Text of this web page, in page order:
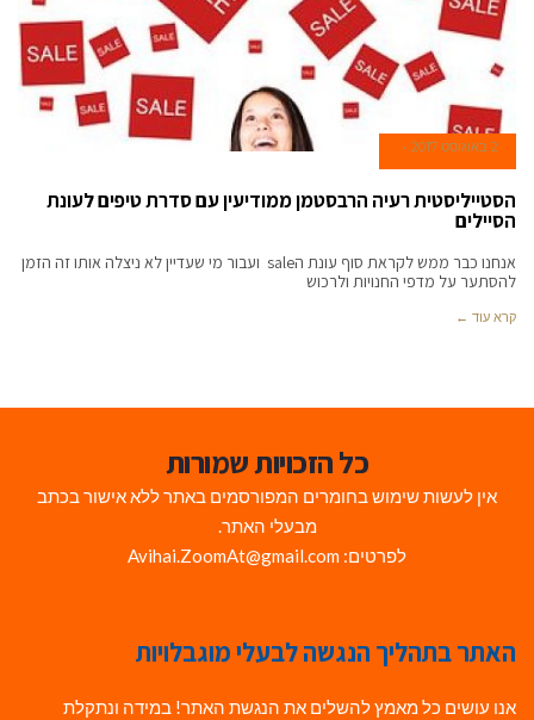
2 באוגוסט 2017
הסטייליסטית רעיה הרבסטמן ממודיעין עם סדרת טיפים לעונת
הסיילים
אנחנו כבר ממש לקראת סוף עונת הsale ועבור מי שעדיין לא ניצלה אותו זה הזמן
להסתער על מדפי החנויות ולרכוש
קרא עוד ←
כל הזכויות שמורות
אין לעשות שימוש בחומרים המפורסמים באתר ללא אישור בכתב
מבעלי האתר.
לפרטים: Avihai.ZoomAt@gmail.com
האתר בתהליך הנגשה לבעלי מוגבלויות
אנו עושים כל מאמץ להשלים את הנגשת האתר! במידה ונתקלת